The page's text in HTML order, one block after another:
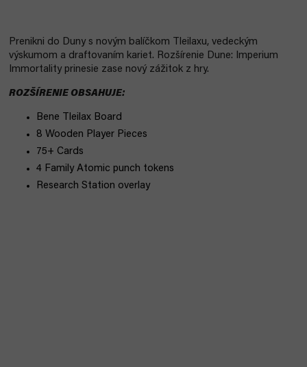
Prenikni do Duny s novým balíčkom Tleilaxu, vedeckým
výskumom a draftovaním kariet. Rozšírenie Dune: Imperium
Immortality prinesie zase nový zážitok z hry.
ROZŠÍRENIE OBSAHUJE:
Bene Tleilax Board
8 Wooden Player Pieces
75+ Cards
4 Family Atomic punch tokens
Research Station overlay